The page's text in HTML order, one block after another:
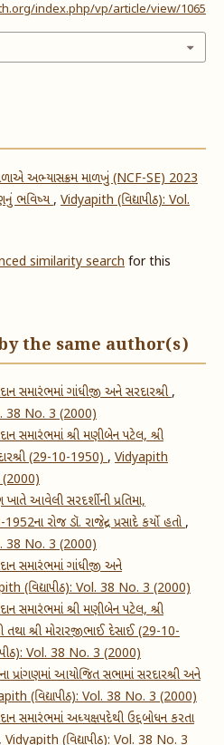
index.php/vp/article/view/1065
શાળાએ અભ્યાસક્રમ માળખું (NCF-SE) 2023
ભવિષ્ય, Vidyapith (વિદ્યાપીઠ): Vol.
similarity search for this
the same author(s)
સમારંભમાં ગાંધીજી અને સરદારશ્રી,
38 No. 3 (2000)
સમારંભમાં શ્રી મણીબેન પટેલ, શ્રી
(29-10-1950) , Vidyapith
(2000)
આવેલી સરદર્શીની પ્રતિમા,
રોજ ડૉ. રાજેન્દ્ર પ્રસાદે કર્યો હતો,
38 No. 3 (2000)
સમારંભમાં ગાંધીજી અને
(વિદ્યાપીઠ): Vol. 38 No. 3 (2000)
સમારંભમાં શ્રી મણીબેન પટેલ, શ્રી
તથા શ્રી મોરારજીભાઈ દેસાઈ (29-10-
Vol. 38 No. 3 (2000)
પ્રાંગણમાં આયોજિત સભામાં સરદારશ્રી અને
(વિદ્યાપીઠ): Vol. 38 No. 3 (2000)
સમારંભમાં અધ્યક્ષપદેથી ઉદ્દબોધન કરતા
Vidyapith (વિદ્યાપીઠ): Vol. 38 No. 3